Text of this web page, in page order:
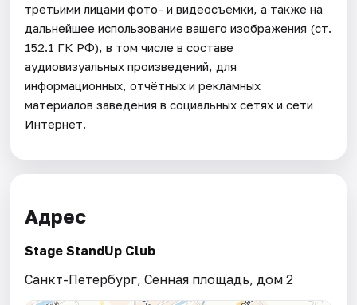
третьими лицами фото- и видеосъёмки, а также на
дальнейшее использование вашего изображения (ст.
152.1 ГК РФ), в том числе в составе
аудиовизуальных произведений, для
информационных, отчётных и рекламных
материалов заведения в социальных сетях и сети
Интернет.
Адрес
Stage StandUp Club
Санкт-Петербург, Сенная площадь, дом 2